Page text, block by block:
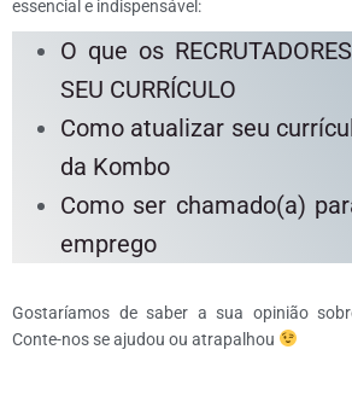
essencial e indispensável:
O que os
SEU CURRÍCULO
Como atualizar seu
da Kombo
Como ser chamado(a)
emprego
Gostaríamos de saber a sua opinião
Conte-nos se ajudou ou atrapalhou